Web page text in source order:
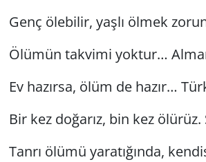
Genç ölebilir, yaşlı ölmek
Ölümün takvimi yoktur…
Ev hazırsa, ölüm de hazır…
Bir kez doğarız, bin kez ölürüz.
Tanrı ölümü yaratığında,